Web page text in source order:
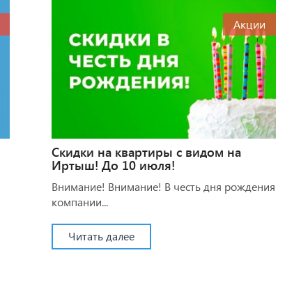
Акции
Скидки на квартиры с видом на
Иртыш! До 10 июля!
Внимание! Внимание! В честь дня рождения
компании...
Читать далее